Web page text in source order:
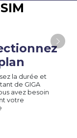
la durée et
de GIGA
avez besoin
votre